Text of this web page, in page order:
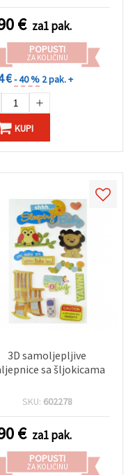
€ za1 pak.
POPUSTI
ZA KOLIČINU
€- 40 % 2 pak. +
KUPI
3D samoljepljive
sa šljokicama
SKU: 602278
€ za1 pak.
POPUSTI
ZA KOLIČINU